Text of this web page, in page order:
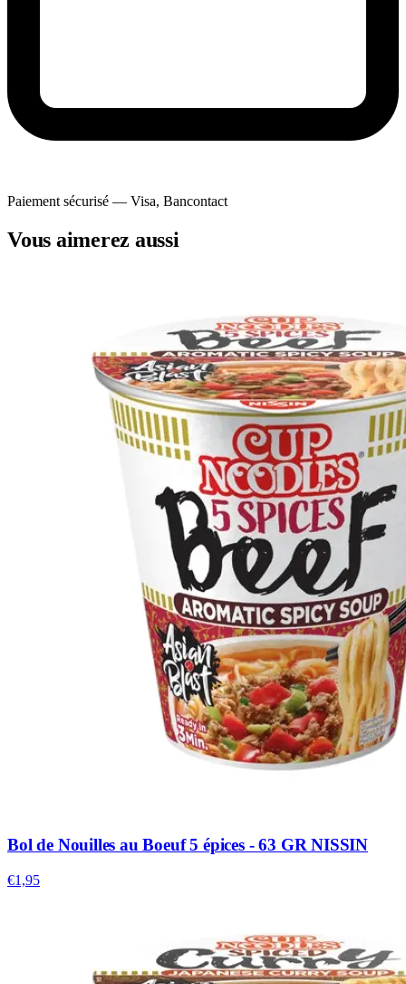
Paiement sécurisé — Visa, Bancontact
Vous aimerez aussi
Bol de Nouilles au Boeuf 5 épices - 63 GR NISSIN
€1,95